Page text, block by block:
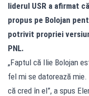
liderul USR a afirmat
propus pe Bolojan
potrivit propriei
PNL.
„Faptul că Ilie Bolojan
fel mi se datorează
că cred în el”, a spus